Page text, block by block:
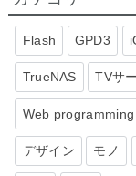
Flash GPD3
TrueNAS TVサ
Web programming
デザイン モノ